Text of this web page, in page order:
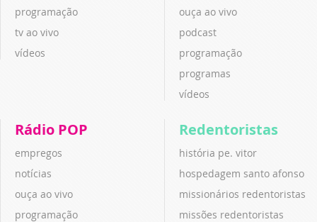
programação
tv ao vivo
vídeos
ouça ao vivo
podcast
programação
programas
vídeos
Rádio POP
empregos
notícias
ouça ao vivo
programação
Redentoristas
história pe. vitor
hospedagem santo afonso
missionários redentoristas
missões redentoristas